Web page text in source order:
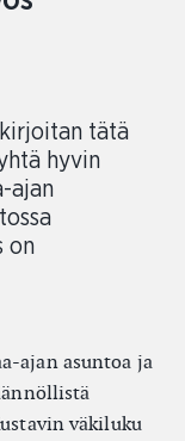
tätä
hyvin
ajan
on
ajan asuntoa ja
väkiluku